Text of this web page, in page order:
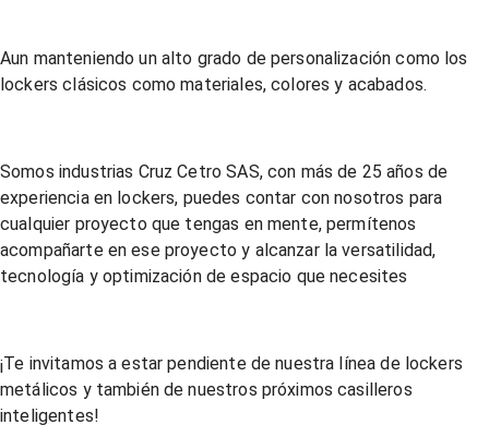
Aun manteniendo un alto grado de personalización como los
lockers clásicos como materiales, colores y acabados.
Somos industrias Cruz Cetro SAS, con más de 25 años de
experiencia en lockers, puedes contar con nosotros para
cualquier proyecto que tengas en mente, permítenos
acompañarte en ese proyecto y alcanzar la versatilidad,
tecnología y optimización de espacio que necesites
¡Te invitamos a estar pendiente de nuestra línea de lockers
metálicos y también de nuestros próximos casilleros
inteligentes!